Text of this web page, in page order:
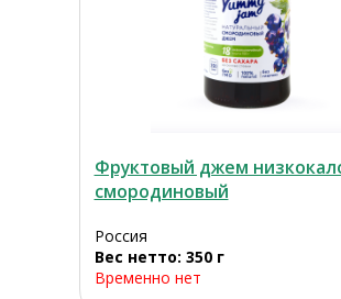
Фруктовый джем
смородиновый
Россия
Вес нетто: 350 г
Временно нет